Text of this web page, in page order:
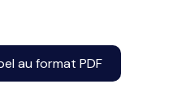
au format PDF